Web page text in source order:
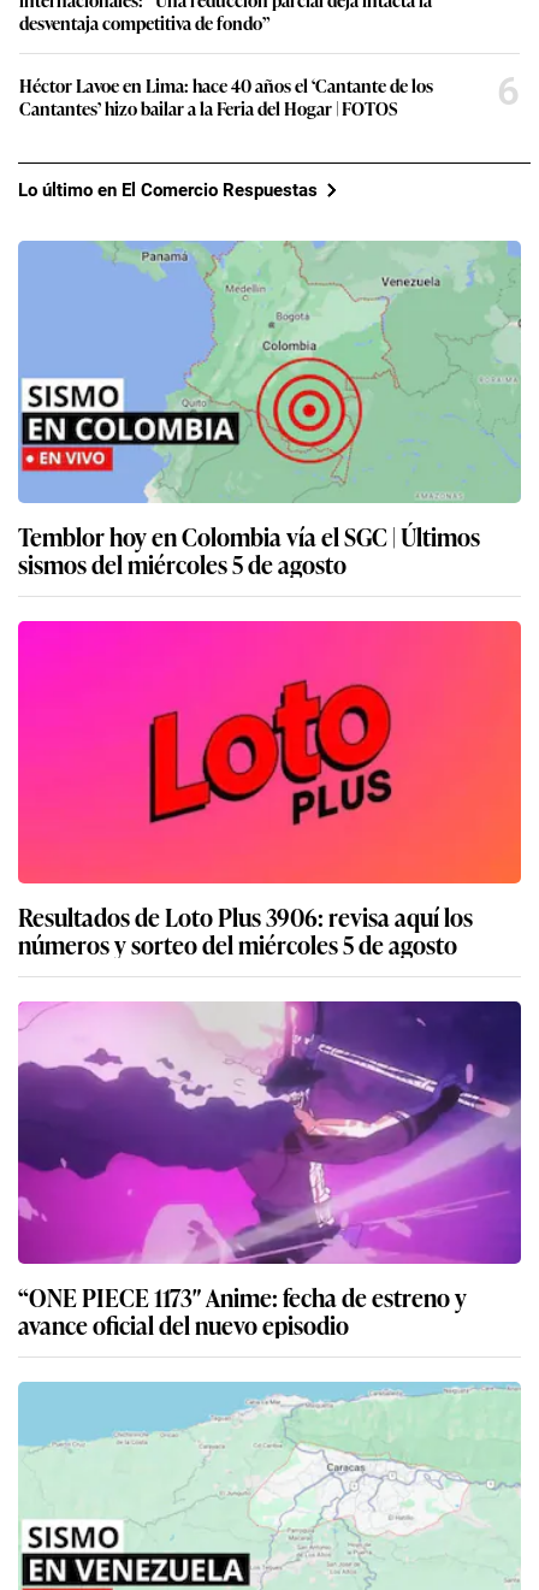
desventaja competitiva de fondo”
Héctor Lavoe en Lima: hace 40 años el ‘Cantante de los
Cantantes’ hizo bailar a la Feria del Hogar | FOTOS
6
Lo último en El Comercio Respuestas
Temblor hoy en Colombia vía el SGC | Últimos
sismos del miércoles 5 de agosto
Resultados de Loto Plus 3906: revisa aquí los
números y sorteo del miércoles 5 de agosto
“ONE PIECE 1173″ Anime: fecha de estreno y
avance oficial del nuevo episodio